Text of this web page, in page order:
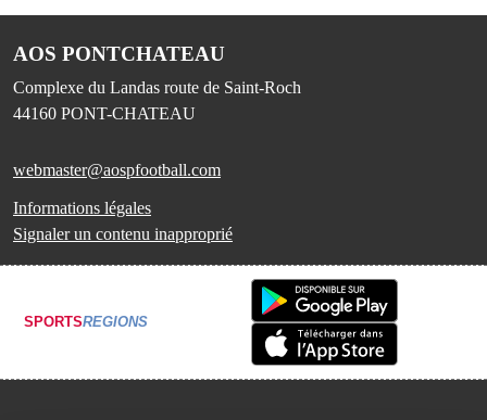
AOS PONTCHATEAU
Complexe du Landas route de Saint-Roch
44160 PONT-CHATEAU
webmaster@aospfootball.com
Informations légales
Signaler un contenu inapproprié
SPORTSREGIONS